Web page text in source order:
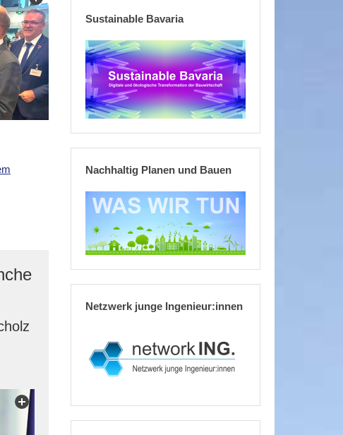
Sustainable Bavaria
Nachhaltig Planen und Bauen
Netzwerk junge Ingenieur:innen